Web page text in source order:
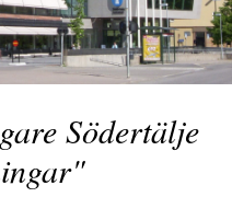
Södertälje